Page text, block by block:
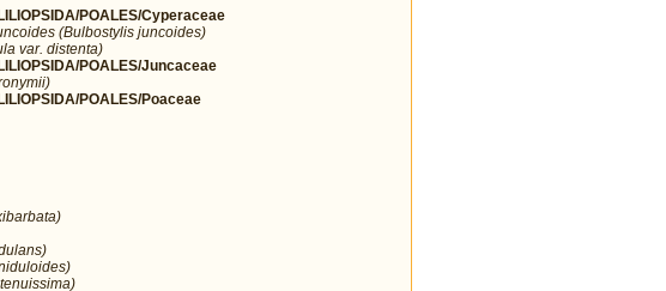
POALES/Cyperaceae
(Bulbostylis juncoides)
var. distenta)
POALES/Juncaceae
POALES/Poaceae